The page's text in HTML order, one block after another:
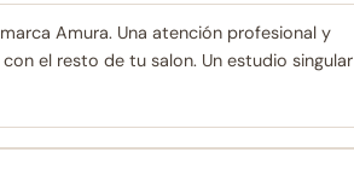
Amura. Una atención profesional y
el resto de tu salon. Un estudio singular